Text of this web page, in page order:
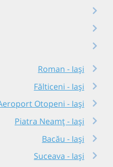
Roman - Iași
Fălticeni - Iași
Otopeni - Iași
Piatra Neamț - Iași
Bacău - Iași
Suceava - Iași